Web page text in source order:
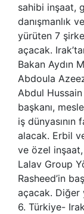
sahibi inşaat,
danışmanlık
yürüten 7
açacak.
Bakan Aydın
Abdoula
Abdul
başkanı,
iş dünyasının
alacak. Erbil
ve özel
Lalav Group
Rasheed’in
açacak. Diğer
6. Türkiye-